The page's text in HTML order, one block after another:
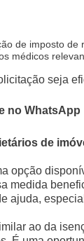
de imposto de
médicos
seja
no WhatsApp
de
opção
medida
ajuda,
ao da